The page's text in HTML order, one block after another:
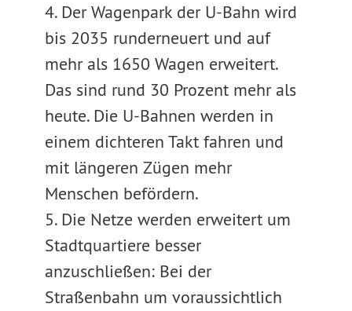
4. Der Wagenpark der U-Bahn wird
bis 2035 runderneuert und auf
mehr als 1650 Wagen erweitert.
Das sind rund 30 Prozent mehr als
heute. Die U-Bahnen werden in
einem dichteren Takt fahren und
mit längeren Zügen mehr
Menschen befördern.
5. Die Netze werden erweitert um
Stadtquartiere besser
anzuschließen: Bei der
Straßenbahn um voraussichtlich